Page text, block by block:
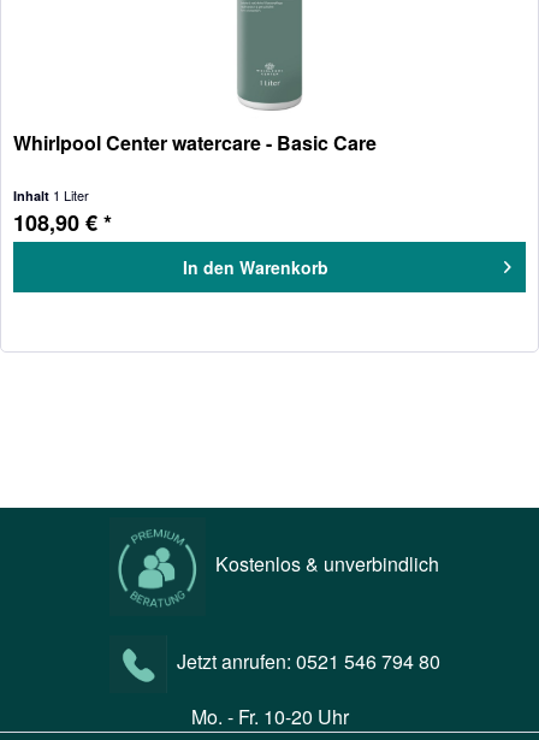
Whirlpool Center watercare - Basic Care
Inhalt 1 Liter
108,90 € *
In den Warenkorb
Kostenlos & unverbindlich
Jetzt anrufen: 0521 546 794 80
Mo. - Fr. 10-20 Uhr